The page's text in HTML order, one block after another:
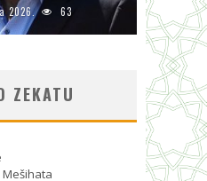
2026. 63
ZEKATU